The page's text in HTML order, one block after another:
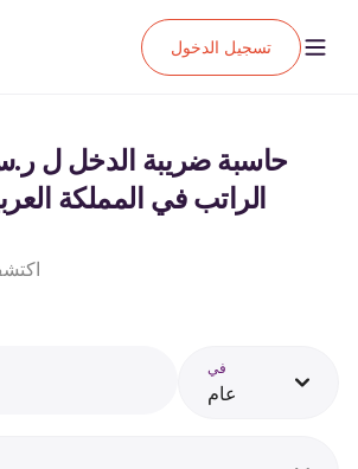
تسجيل الدخول
الراتب في المملكة
في
عام